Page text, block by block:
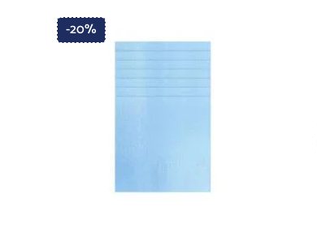
-20%